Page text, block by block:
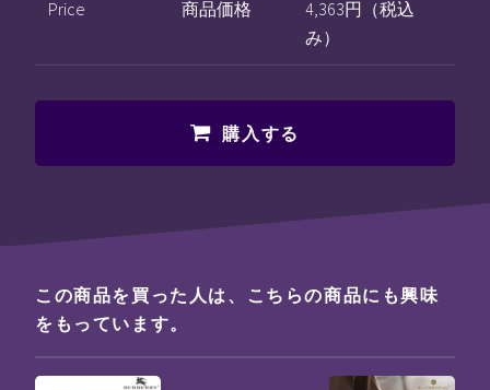
Price 商品価格
4,363円（税込
み）
購入する
この商品を買った人は、こちらの商品にも興味
をもっています。